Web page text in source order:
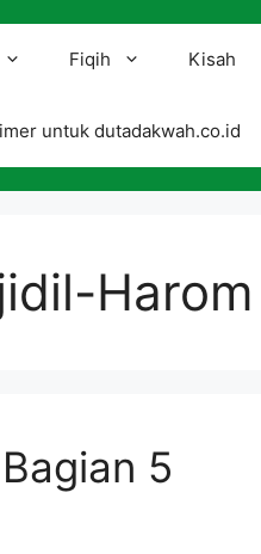
Fiqih Kisah
untuk dutadakwah.co.id
Harom
5